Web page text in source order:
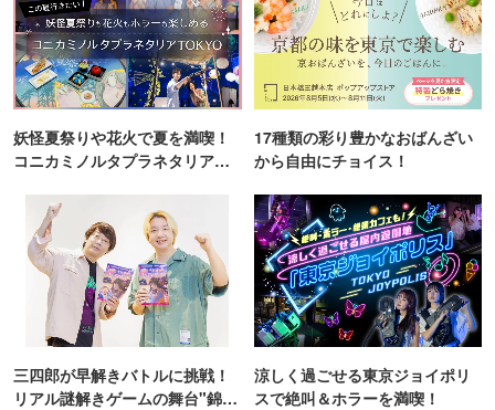
妖怪夏祭りや花火で夏を満喫！
コニカミノルタプラネタリア
17種類の彩り豊かなおばんざい
から自由にチョイス！
三四郎が早解きバトルに挑戦！
リアル謎解きゲームの舞台"錦糸
涼しく過ごせる東京ジョイポリ
スで絶叫＆ホラーを満喫！